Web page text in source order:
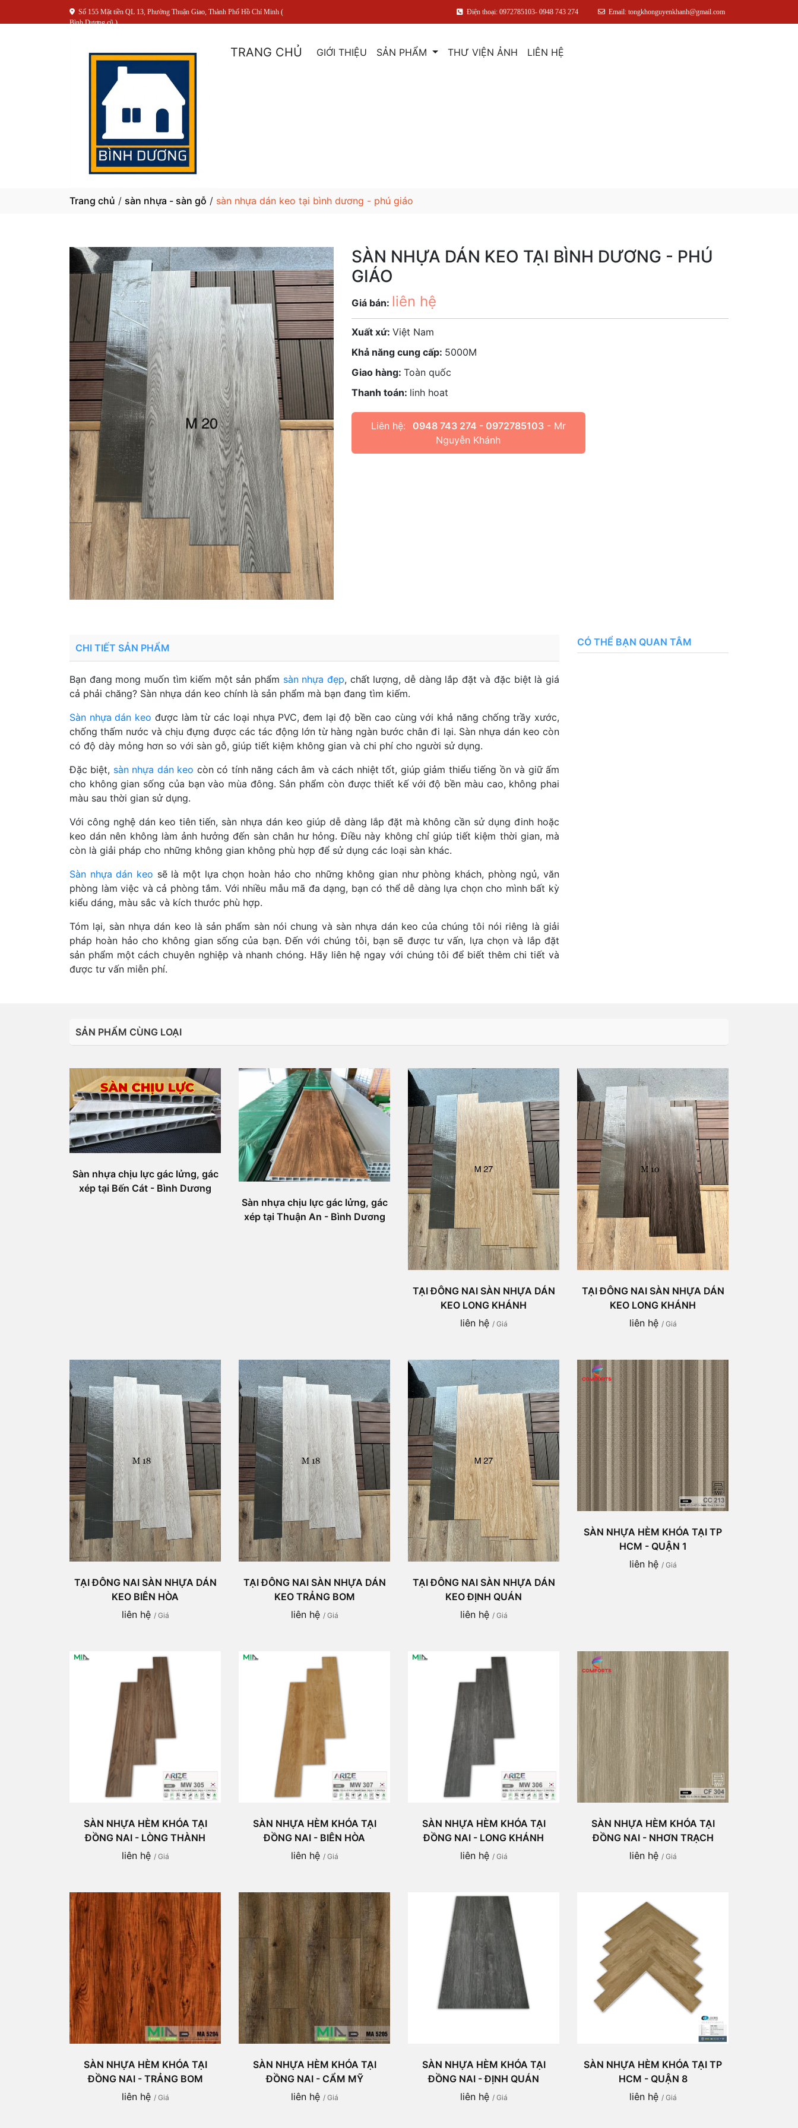
Số 155 Mặt tiền QL 13, Phường Thuận Giao, Thành Phố Hồ Chí Minh (
Bình Dương cũ )
Điện thoại: 0972785103- 0948 743 274 Email: tongkhonguyenkhanh@gmail.com
TRANG CHỦ GIỚI THIỆU SẢN PHẨM THƯ VIỆN ẢNH LIÊN HỆ
Trang chủ / sàn nhựa - sàn gỗ / sàn nhựa dán keo tại bình dương - phú giáo
SÀN NHỰA DÁN KEO TẠI BÌNH DƯƠNG - PHÚ
GIÁO
Giá bán: liên hệ
Xuất xứ: Việt Nam
Khả năng cung cấp: 5000M
Giao hàng: Toàn quốc
Thanh toán: linh hoat
Liên hệ: 0948 743 274 - 0972785103- Mr
Nguyễn Khánh
CHI TIẾT SẢN PHẨM
Bạn đang mong muốn tìm kiếm một sản phẩm sàn nhựa đẹp, chất lượng, dễ dàng lắp đặt và đặc biệt là giá
cả phải chăng? Sàn nhựa dán keo chính là sản phẩm mà bạn đang tìm kiếm.
Sàn nhựa dán keo được làm từ các loại nhựa PVC, đem lại độ bền cao cùng với khả năng chống trầy xước,
chống thấm nước và chịu đựng được các tác động lớn từ hàng ngàn bước chân đi lại. Sàn nhựa dán keo còn
có độ dày mỏng hơn so với sàn gỗ, giúp tiết kiệm không gian và chi phí cho người sử dụng.
Đặc biệt, sàn nhựa dán keo còn có tính năng cách âm và cách nhiệt tốt, giúp giảm thiểu tiếng ồn và giữ ấm
cho không gian sống của bạn vào mùa đông. Sản phẩm còn được thiết kế với độ bền màu cao, không phai
màu sau thời gian sử dụng.
Với công nghệ dán keo tiên tiến, sàn nhựa dán keo giúp dễ dàng lắp đặt mà không cần sử dụng đinh hoặc
keo dán nên không làm ảnh hưởng đến sàn chân hư hỏng. Điều này không chỉ giúp tiết kiệm thời gian, mà
còn là giải pháp cho những không gian không phù hợp để sử dụng các loại sàn khác.
Sàn nhựa dán keo sẽ là một lựa chọn hoàn hảo cho những không gian như phòng khách, phòng ngủ, văn
phòng làm việc và cả phòng tắm. Với nhiều mẫu mã đa dạng, bạn có thể dễ dàng lựa chọn cho mình bất kỳ
kiểu dáng, màu sắc và kích thước phù hợp.
Tóm lại, sàn nhựa dán keo là sản phẩm sàn nói chung và sàn nhựa dán keo của chúng tôi nói riêng là giải
pháp hoàn hảo cho không gian sống của bạn. Đến với chúng tôi, bạn sẽ được tư vấn, lựa chọn và lắp đặt
sản phẩm một cách chuyên nghiệp và nhanh chóng. Hãy liên hệ ngay với chúng tôi để biết thêm chi tiết và
được tư vấn miễn phí.
CÓ THỂ BẠN QUAN TÂM
SẢN PHẨM CÙNG LOẠI
Sàn nhựa chịu lực gác lửng, gác
xép tại Bến Cát - Bình Dương
Sàn nhựa chịu lực gác lửng, gác
xép tại Thuận An - Bình Dương
TẠI ĐÔNG NAI SÀN NHỰA DÁN
KEO LONG KHÁNH
liên hệ / Giá
TẠI ĐÔNG NAI SÀN NHỰA DÁN
KEO LONG KHÁNH
liên hệ / Giá
TẠI ĐÔNG NAI SÀN NHỰA DÁN
KEO BIÊN HÒA
liên hệ / Giá
TẠI ĐÔNG NAI SÀN NHỰA DÁN
KEO TRẢNG BOM
liên hệ / Giá
TẠI ĐÔNG NAI SÀN NHỰA DÁN
KEO ĐỊNH QUÁN
liên hệ / Giá
SÀN NHỰA HÈM KHÓA TẠI TP
HCM - QUẬN 1
liên hệ / Giá
SÀN NHỰA HÈM KHÓA TẠI
ĐỒNG NAI - LÒNG THÀNH
liên hệ / Giá
SÀN NHỰA HÈM KHÓA TẠI
ĐỒNG NAI - BIÊN HÒA
liên hệ / Giá
SÀN NHỰA HÈM KHÓA TẠI
ĐỒNG NAI - LONG KHÁNH
liên hệ / Giá
SÀN NHỰA HÈM KHÓA TẠI
ĐỒNG NAI - NHƠN TRẠCH
liên hệ / Giá
SÀN NHỰA HÈM KHÓA TẠI
ĐỒNG NAI - TRẢNG BOM
liên hệ / Giá
SÀN NHỰA HÈM KHÓA TẠI
ĐỒNG NAI - CẨM MỸ
liên hệ / Giá
SÀN NHỰA HÈM KHÓA TẠI
ĐỒNG NAI - ĐỊNH QUÁN
liên hệ / Giá
SÀN NHỰA HÈM KHÓA TẠI TP
HCM - QUẬN 8
liên hệ / Giá